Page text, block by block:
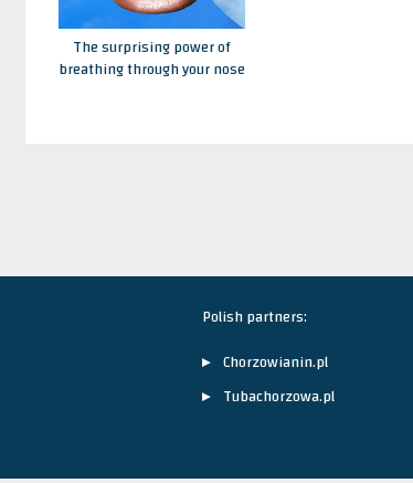
The surprising power of
breathing through your nose
Polish partners:
Chorzowianin.pl
Tubachorzowa.pl